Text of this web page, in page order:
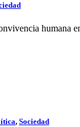
, Sociedad